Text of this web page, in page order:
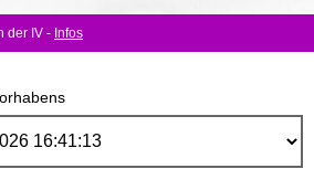
der IV - Infos